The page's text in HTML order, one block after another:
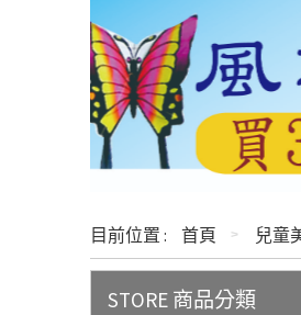
目前位置 : 首頁 兒童
STORE 商品分類